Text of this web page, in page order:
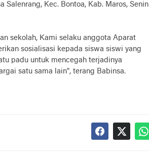
Salenrang, Kec. Bontoa, Kab. Maros, Senin
sekolah, Kami selaku anggota Aparat
sosialisasi kepada siswa siswi yang
padu untuk mencegah terjadinya
satu sama lain", terang Babinsa.